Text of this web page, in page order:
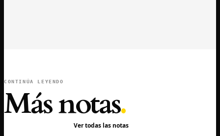
CONTINÚA LEYENDO
Más notas.
Ver todas las notas